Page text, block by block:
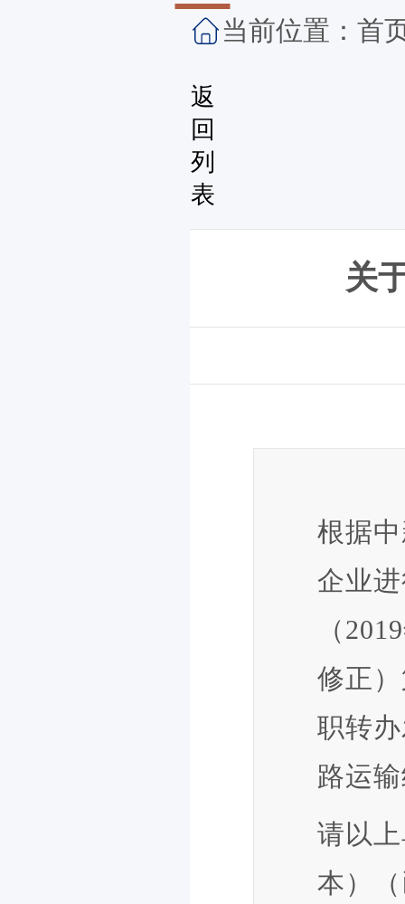
当前位置： 首
返
回
列
表
关
根据
企业
（
修正
职转
路运
请以
本）